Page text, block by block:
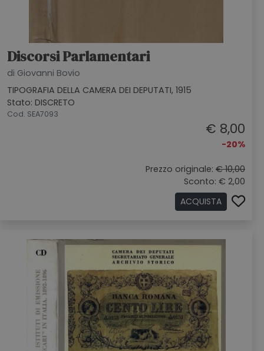
Discorsi Parlamentari
di Giovanni Bovio
TIPOGRAFIA DELLA CAMERA DEI DEPUTATI, 1915
Stato: DISCRETO
Cod. SEA7093
€ 8,00
-20%
Prezzo originale: € 10,00
Sconto: € 2,00
ACQUISTA